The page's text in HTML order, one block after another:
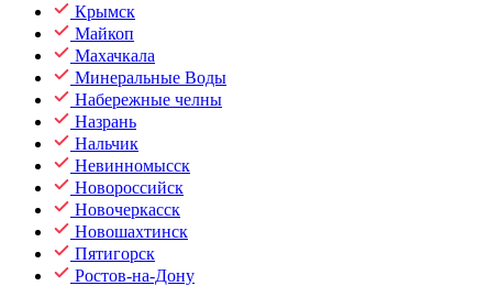
Крымск
Майкоп
Махачкала
Минеральные Воды
Набережные челны
Назрань
Нальчик
Невинномысск
Новороссийск
Новочеркасск
Новошахтинск
Пятигорск
Ростов-на-Дону